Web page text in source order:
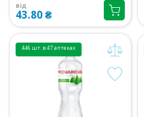
від
43.80 ₴
446 шт. в 47 аптеках